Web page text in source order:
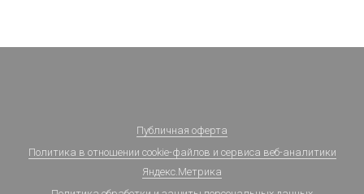
Публичная оферта
Политика в отношении cookie-файлов и сервиса веб-аналитики
Яндекс.Метрика